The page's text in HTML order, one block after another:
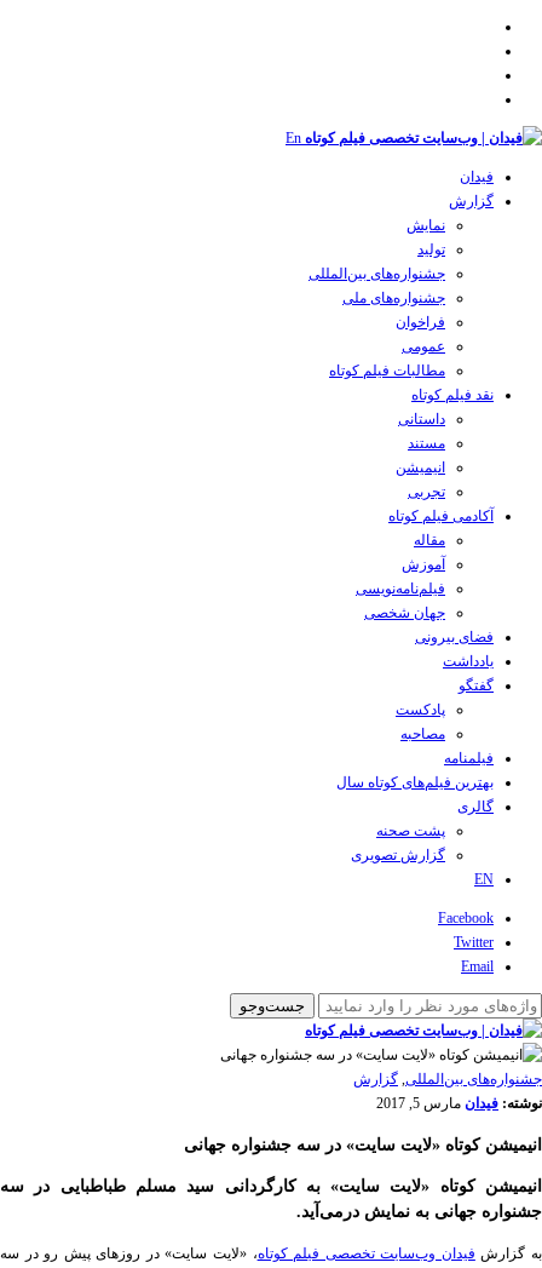
En
فیدان
گزارش
نمایش
تولید
‌‌جشنواره‌های بین‌المللی
جشنواره‌های ملی
فراخوان
عمومی
مطالبات فیلم کوتاه
نقد فیلم کوتاه
داستانی
مستند
انیمیشن
تجربی
آکادمی فیلم کوتاه
مقاله
آموزش
فیلم‌نامه‌نویسی
جهان شخصی
فضای بیرونی
یادداشت
گفتگو
پادکست
مصاحبه
فیلمنامه
بهترین فیلم‌های کوتاه سال
گالری
پشت صحنه
گزارش تصویری
EN
Facebook
Twitter
Email
‌‌جشنواره‌های بین‌المللی, گزارش
نوشته: فیدان مارس 5, 2017
انیمیشن کوتاه «لایت سایت» در سه جشنواره جهانی
انیمیشن کوتاه «لایت سایت» به کارگردانی سید مسلم طباطبایی در سه
جشنواره جهانی به نمایش درمی‌آید.
به گزارش فیدان وب‌سایت تخصصی فیلم کوتاه، «لایت سایت» در روزهای پیش رو در سه